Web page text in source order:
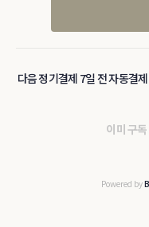
다음 정기결제 7일 전 자동결
이미 구
Powered by